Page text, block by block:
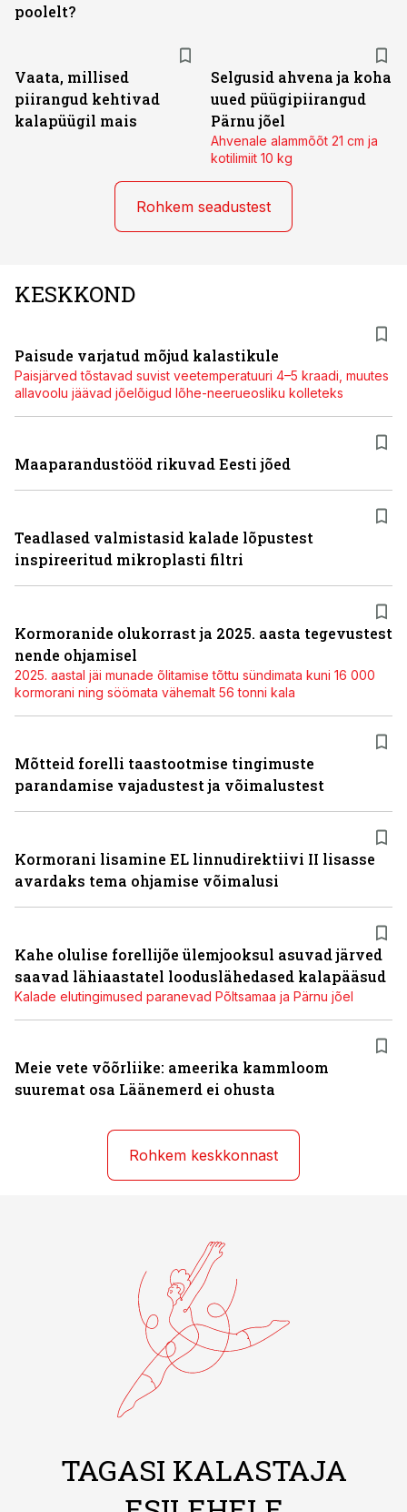
poolelt?
Vaata, millised
piirangud kehtivad
kalapüügil mais
Selgusid ahvena ja koha
uued püügipiirangud
Pärnu jõel
Ahvenale alammõõt 21 cm ja
kotilimiit 10 kg
Rohkem seadustest
KESKKOND
Paisude varjatud mõjud kalastikule
Paisjärved tõstavad suvist veetemperatuuri 4–5 kraadi, muutes
allavoolu jäävad jõelõigud lõhe-neerueosliku kolleteks
Maaparandustööd rikuvad Eesti jõed
Teadlased valmistasid kalade lõpustest
inspireeritud mikroplasti filtri
Kormoranide olukorrast ja 2025. aasta tegevustest
nende ohjamisel
2025. aastal jäi munade õlitamise tõttu sündimata kuni 16 000
kormorani ning söömata vähemalt 56 tonni kala
Mõtteid forelli taastootmise tingimuste
parandamise vajadustest ja võimalustest
Kormorani lisamine EL linnudirektiivi II lisasse
avardaks tema ohjamise võimalusi
Kahe olulise forellijõe ülemjooksul asuvad järved
saavad lähiaastatel looduslähedased kalapääsud
Kalade elutingimused paranevad Põltsamaa ja Pärnu jõel
Meie vete võõrliike: ameerika kammloom
suuremat osa Läänemerd ei ohusta
Rohkem keskkonnast
TAGASI KALASTAJA